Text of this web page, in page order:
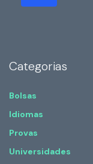
Categorias
Bolsas
Idiomas
Provas
Universidades